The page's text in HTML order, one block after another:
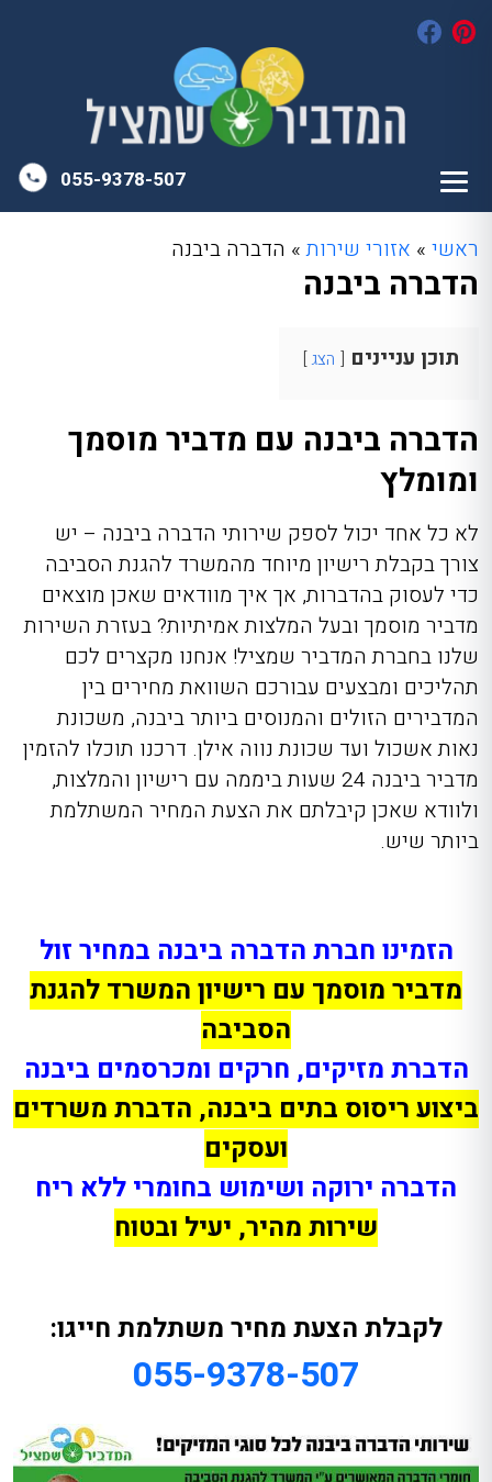
055-9378-507
ראשי » אזורי שירות» הדברה ביבנה
הדברה ביבנה
תוכן עניינים הצג
הדברה ביבנה עם מדביר מוסמך
ומומלץ
לא כל אחד יכול לספק שירותי הדברה ביבנה – יש
צורך בקבלת רישיון מיוחד מהמשרד להגנת הסביבה
כדי לעסוק בהדברות, אך איך מוודאים שאכן מוצאים
מדביר מוסמך ובעל המלצות אמיתיות? בעזרת השירות
שלנו בחברת המדביר שמציל! אנחנו מקצרים לכם
תהליכים ומבצעים עבורכם השוואת מחירים בין
המדבירים הזולים והמנוסים ביותר ביבנה, משכונת
נאות אשכול ועד שכונת נווה אילן. דרכנו תוכלו להזמין
מדביר ביבנה 24 שעות
ביממה עם רישיון והמלצות,
ולוודא שאכן קיבלתם את הצעת המחיר המשתלמת
ביותר שיש.
הזמינו חברת הדברה ביבנה במחיר זול
מדביר מוסמך עם רישיון המשרד להגנת
הסביבה
הדברת מזיקים, חרקים ומכרסמים ביבנה
ביצוע ריסוס בתים ביבנה, הדברת משרדים
ועסקים
הדברה ירוקה ושימוש בחומרי ללא ריח
שירות מהיר, יעיל ובטוח
לקבלת הצעת מחיר משתלמת חייגו:
055-9378-507